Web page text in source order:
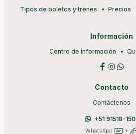
Tipos de boletos y trenes Precios
Información
Centro de información
Contacto
Contáctenos
+51 91518-
WhatsApp +